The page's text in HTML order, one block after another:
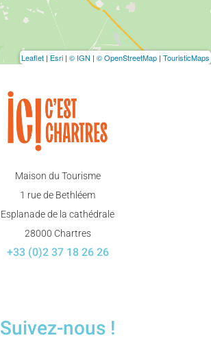
Leaflet | Esri | © IGN | © OpenStreetMap | TouristicMaps
Maison du Tourisme
1 rue de Bethléem
Esplanade de la cathédrale
28000 Chartres
+33 (0)2 37 18 26 26
Suivez-nous !